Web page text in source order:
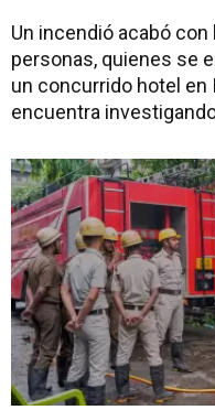
Un incendió acabó
personas, quienes se
un concurrido hotel en
encuentra